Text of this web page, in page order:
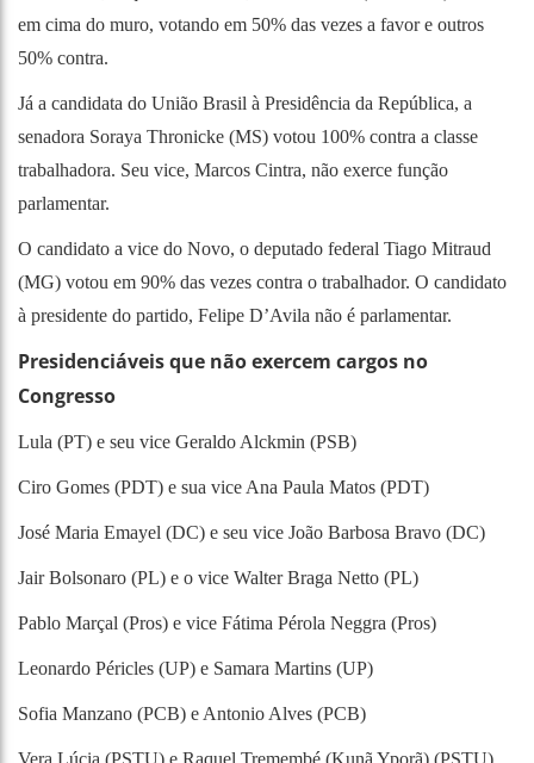
em cima do muro, votando em 50% das vezes a favor e outros
50% contra.
Já a candidata do União Brasil à Presidência da República, a
senadora Soraya Thronicke (MS) votou 100% contra a classe
trabalhadora. Seu vice, Marcos Cintra, não exerce função
parlamentar.
O candidato a vice do Novo, o deputado federal Tiago Mitraud
(MG) votou em 90% das vezes contra o trabalhador. O candidato
à presidente do partido, Felipe D’Avila não é parlamentar.
Presidenciáveis que não exercem cargos no
Congresso
Lula (PT) e seu vice Geraldo Alckmin (PSB)
Ciro Gomes (PDT) e sua vice Ana Paula Matos (PDT)
José Maria Emayel (DC) e seu vice João Barbosa Bravo (DC)
Jair Bolsonaro (PL) e o vice Walter Braga Netto (PL)
Pablo Marçal (Pros) e vice Fátima Pérola Neggra (Pros)
Leonardo Péricles (UP) e Samara Martins (UP)
Sofia Manzano (PCB) e Antonio Alves (PCB)
Vera Lúcia (PSTU) e Raquel Tremembé (Kunã Yporã) (PSTU)